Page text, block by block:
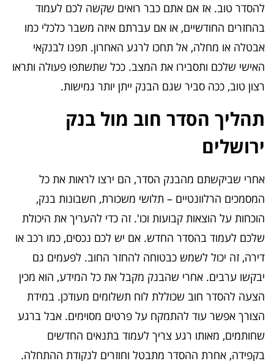
להסדר טוב. אז אם אתם כבר רואים שקשה לכם לעמוד
בהחזרים החודשיים, או אם עברתם איזה משבר כלכלי כמו
אבטלה או מחלה, אל תחכו לרגע האחרון. תפנו לבנקאי
האישי שלכם ותסבירו את המצב. ככל שתשתפו פעולה ותראו
רצון טוב, ככה סביר שגם הבנק ייתן יותר גמישות.
תהליך הסדר חוב מול בנק
ירושלים
אחרי שביקשתם מהבנק הסדר, הם ירצו לראות את כל
המסמכים הרלוונטיים – תלושי משכורת, חשבונות בנק,
הוכחות על הוצאות קבועות וכו'. זה כדי להעריך את היכולת
שלכם לעמוד בהסדר החדש. אם יש לכם נכסים, כמו רכב או
דירה, זה יכול לשמש כבטוחה להחזר החוב. לפעמים גם
יבקשו ערבים. אחרי שהבנק מקבל את כל המידע, הוא מכין
הצעה להסדר חוב שכוללת לוח תשלומים מעודכן. במידת
הצורך אפשר עוד להתמקח על פרטים מסוימים. אבל ברגע
שחותמים, מאותו רגע צריך לעמוד בתנאים החדשים
בקפידה, אחרת ההסדר מתבטל וחוזרים לנקודת ההתחלה.